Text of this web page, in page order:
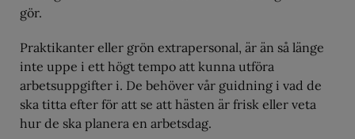
gör.
Praktikanter eller grön extrapersonal, är än så länge
inte uppe i ett högt tempo att kunna utföra
arbetsuppgifter i. De behöver vår guidning i vad de
ska titta efter för att se att hästen är frisk eller veta
hur de ska planera en arbetsdag.